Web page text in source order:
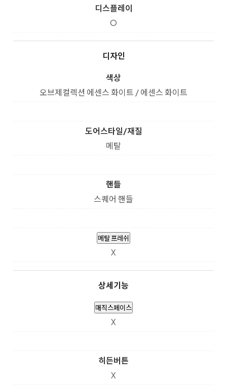
디스플레이
O
디자인
색상
오브제컬렉션 에센스 화이트 / 에센스 화이트
도어스타일/재질
메탈
핸들
스퀘어 핸들
메탈 프레쉬
X
상세기능
매직스페이스
X
히든버튼
X